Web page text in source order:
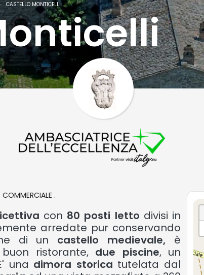
CASTELLO MONTICELLI
.
con 80 posti letto divisi in
arredate pur conservando
di un castello medievale, è
ristorante, due piscine, un
una dimora storica tutelata dal